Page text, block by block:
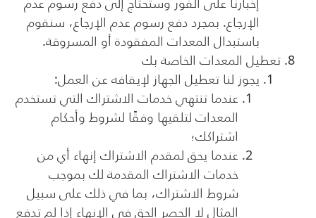
الإرجاع. بمجرد دفع رسوم عدم الإرجاع، سنقوم
باستبدال المعدات المفقودة أو المسروقة.
تعطيل المعدات الخاصة بك
يجوز لنا تعطيل الجهاز لإيقافه عن العمل:
عندما تنتهي خدمات الاشتراك التي تستخدم
المعدات لتلقيها وفقًا لشروط وأحكام
اشتراكك؛
عندما يحق لمقدم الاشتراك إنهاء أي من
خدمات الاشتراك المقدمة لك بموجب
شروط الاشتراك، بما في ذلك على سبيل
المثال لا الحصر الحق في الإنهاء إذا لم تدفع